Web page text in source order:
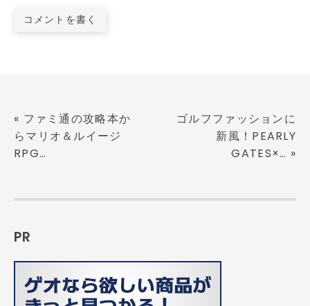
コメントを書く
« ファミ通の攻略本か
らマリオ＆ルイージ
RPG…
ゴルフファッションに
新風！PEARLY
GATES×… »
PR